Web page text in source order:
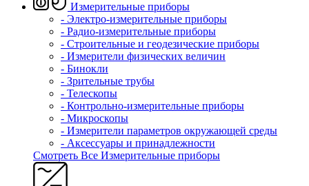
Измерительные приборы
- Электро-измерительные приборы
- Радио-измерительные приборы
- Строительные и геодезические приборы
- Измерители физических величин
- Бинокли
- Зрительные трубы
- Телескопы
- Контрольно-измерительные приборы
- Микроскопы
- Измерители параметров окружающей среды
- Аксессуары и принадлежности
Смотреть Все Измерительные приборы